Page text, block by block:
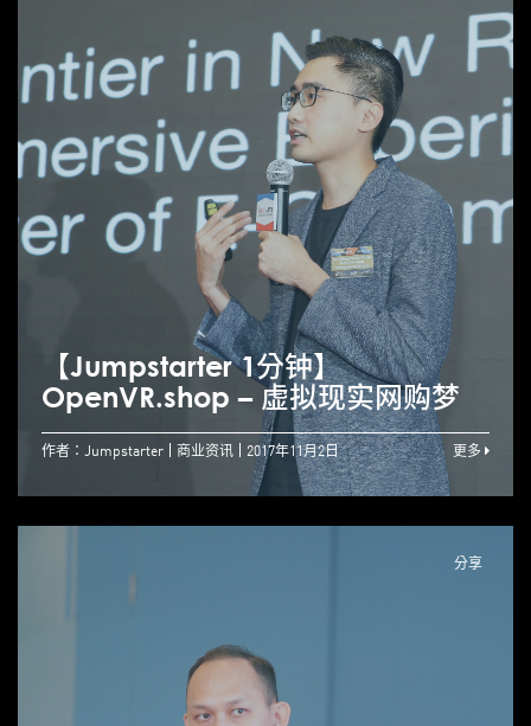
【Jumpstarter 1分钟】
OpenVR.shop – 虚拟现实网购梦
作者：Jumpstarter 商业资讯 2017年11月2日 更多
分享